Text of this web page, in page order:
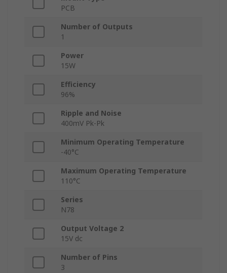
PCB
Number of Outputs
1
Power
15W
Efficiency
96%
Ripple and Noise
400mV Pk-Pk
Minimum Operating Temperature
-40°C
Maximum Operating Temperature
110°C
Series
N78
Output Voltage 2
15V dc
Number of Pins
3